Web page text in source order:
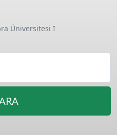
Üniversitesi I